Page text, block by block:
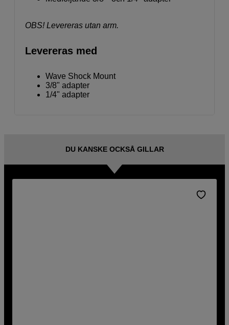
OBS! Levereras utan arm.
Levereras med
Wave Shock Mount
3/8" adapter
1/4" adapter
DU KANSKE OCKSÅ GILLAR